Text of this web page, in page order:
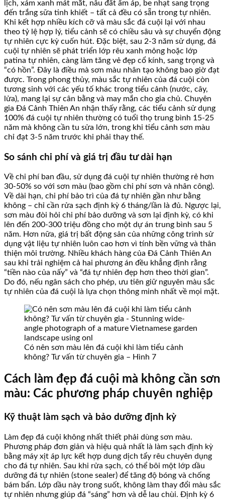
lịch, xám xanh mát mắt, nâu đất ấm áp, be nhạt sang trọng
đến trắng sữa tinh khiết – tất cả đều có sẵn trong tự nhiên.
Khi kết hợp nhiều kích cỡ và màu sắc đá cuội lại với nhau
theo tỷ lệ hợp lý, tiểu cảnh sẽ có chiều sâu và sự chuyển động
tự nhiên cực kỳ cuốn hút. Đặc biệt, sau 2-3 năm sử dụng, đá
cuội tự nhiên sẽ phát triển lớp rêu xanh mỏng hoặc lớp
patina tự nhiên, càng làm tăng vẻ đẹp cổ kính, sang trọng và
“có hồn”. Đây là điều mà sơn màu nhân tạo không bao giờ đạt
được. Trong phong thủy, màu sắc tự nhiên của đá cuội còn
tương sinh với các yếu tố khác trong tiểu cảnh (nước, cây,
lửa), mang lại sự cân bằng và may mắn cho gia chủ. Chuyên
gia Đá Cảnh Thiên An nhận thấy rằng, các tiểu cảnh sử dụng
100% đá cuội tự nhiên thường có tuổi thọ trung bình 15-25
năm mà không cần tu sửa lớn, trong khi tiểu cảnh sơn màu
chỉ đạt 3-5 năm trước khi phải thay thế.
So sánh chi phí và giá trị đầu tư dài hạn
Về chi phí ban đầu, sử dụng đá cuội tự nhiên thường rẻ hơn
30-50% so với sơn màu (bao gồm chi phí sơn và nhân công).
Về dài hạn, chi phí bảo trì của đá tự nhiên gần như bằng
không – chỉ cần rửa sạch định kỳ 6 tháng/lần là đủ. Ngược lại,
sơn màu đòi hỏi chi phí bảo dưỡng và sơn lại định kỳ, có khi
lên đến 200-300 triệu đồng cho một dự án trung bình sau 5
năm. Hơn nữa, giá trị bất động sản của những công trình sử
dụng vật liệu tự nhiên luôn cao hơn vì tính bền vững và thân
thiện môi trường. Nhiều khách hàng của Đá Cảnh Thiên An
sau khi trải nghiệm cả hai phương án đều khẳng định rằng
“tiền nào của nấy” và “đá tự nhiên đẹp hơn theo thời gian”.
Do đó, nếu ngân sách cho phép, ưu tiên giữ nguyên màu sắc
tự nhiên của đá cuội là lựa chọn thông minh nhất về mọi mặt.
Có nên sơn màu lên đá cuội khi làm tiểu cảnh
không? Tư vấn từ chuyên gia – Hình 7
Cách làm đẹp đá cuội mà không cần sơn
màu: Các phương pháp chuyên nghiệp
Kỹ thuật làm sạch và bảo dưỡng định kỳ
Làm đẹp đá cuội không nhất thiết phải dùng sơn màu.
Phương pháp đơn giản và hiệu quả nhất là làm sạch định kỳ
bằng máy xịt áp lực kết hợp dung dịch tẩy rêu chuyên dụng
cho đá tự nhiên. Sau khi rửa sạch, có thể bôi một lớp dầu
dưỡng đá tự nhiên (stone sealer) để tăng độ bóng và chống
bám bẩn. Lớp dầu này trong suốt, không làm thay đổi màu sắc
tự nhiên nhưng giúp đá “sáng” hơn và dễ lau chùi. Định kỳ 6